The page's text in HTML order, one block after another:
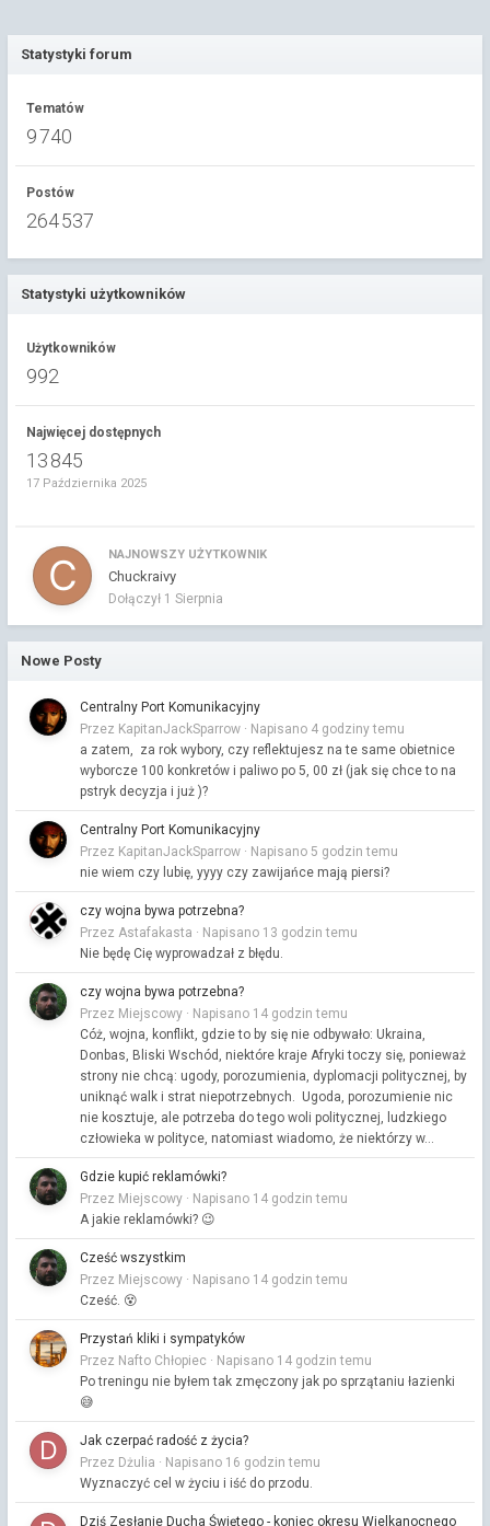
Statystyki forum
Tematów
9 740
Postów
264 537
Statystyki użytkowników
Użytkowników
992
Najwięcej dostępnych
13 845
17 Października 2025
NAJNOWSZY UŻYTKOWNIK
Chuckraivy
Dołączył 1 Sierpnia
Nowe Posty
Centralny Port Komunikacyjny
Przez KapitanJackSparrow · Napisano 4 godziny temu
a zatem, za rok wybory, czy reflektujesz na te same obietnice
wyborcze 100 konkretów i paliwo po 5, 00 zł (jak się chce to na
pstryk decyzja i już )?
Centralny Port Komunikacyjny
Przez KapitanJackSparrow · Napisano 5 godzin temu
nie wiem czy lubię, yyyy czy zawijańce mają piersi?
czy wojna bywa potrzebna?
Przez Astafakasta · Napisano 13 godzin temu
Nie będę Cię wyprowadzał z błędu.
czy wojna bywa potrzebna?
Przez Miejscowy · Napisano 14 godzin temu
Cóż, wojna, konflikt, gdzie to by się nie odbywało: Ukraina,
Donbas, Bliski Wschód, niektóre kraje Afryki toczy się, ponieważ
strony nie chcą: ugody, porozumienia, dyplomacji politycznej, by
uniknąć walk i strat niepotrzebnych. Ugoda, porozumienie nic
nie kosztuje, ale potrzeba do tego woli politycznej, ludzkiego
człowieka w polityce, natomiast wiadomo, że niektórzy w...
Gdzie kupić reklamówki?
Przez Miejscowy · Napisano 14 godzin temu
A jakie reklamówki? 😉
Cześć wszystkim
Przez Miejscowy · Napisano 14 godzin temu
Cześć. 😵
Przystań kliki i sympatyków
Przez Nafto Chłopiec · Napisano 14 godzin temu
Po treningu nie byłem tak zmęczony jak po sprzątaniu łazienki
😅
Jak czerpać radość z życia?
Przez Dżulia · Napisano 16 godzin temu
Wyznaczyć cel w życiu i iść do przodu.
Dziś Zesłanie Ducha Świętego - koniec okresu Wielkanocnego